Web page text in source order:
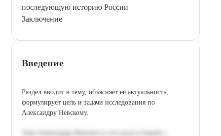
последующую историю России
Заключение
Введение
Раздел вводит в тему, объясняет её актуальность,
формулирует цель и задачи исследования по
Александру Невскому.